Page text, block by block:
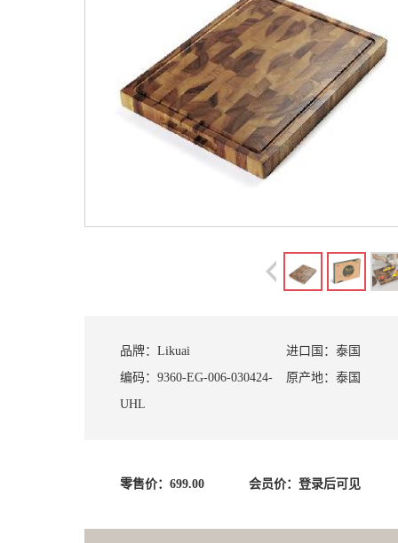
品牌： Likuai
编码： 9360-EG-006-030424-
UHL
进口国： 泰国
原产地： 泰国
零售价： 699.00 会员价： 登录后可见